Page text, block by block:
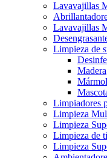
Lavavajillas
Lavavajillas
Limpieza de
Madera
Mármol
Limpiadores
Limpieza
Limpieza
Limpieza de
Limpieza